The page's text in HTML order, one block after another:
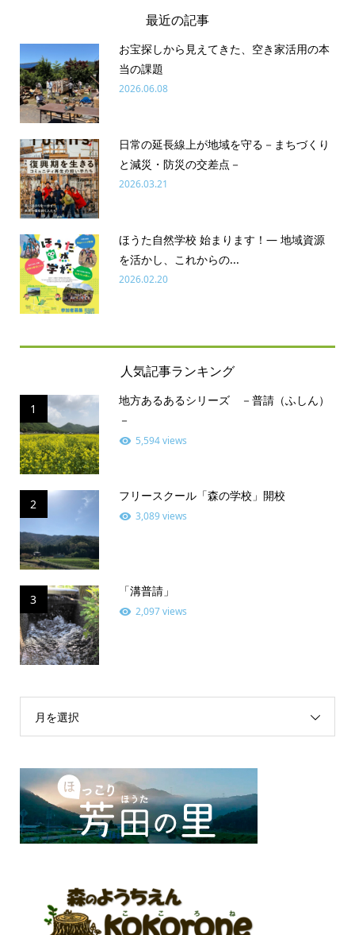
最近の記事
お宝探しから見えてきた、空き家活用の本
当の課題
2026.06.08
日常の延長線上が地域を守る－まちづくり
と減災・防災の交差点－
2026.03.21
ほうた自然学校 始まります！― 地域資源
を活かし、これからの...
2026.02.20
人気記事ランキング
1
地方あるあるシリーズ －普請（ふしん）
－
5,594 views
2
フリースクール「森の学校」開校
3,089 views
3
「溝普請」
2,097 views
月を選択